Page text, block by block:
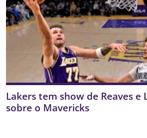
Lakers tem show de Reaves e
sobre o Mavericks